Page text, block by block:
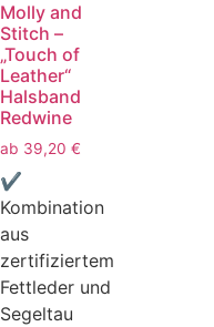
Molly and
Stitch –
„Touch of
Leather“
Halsband
Redwine
ab 39,20 €
✔
Kombination
aus
zertifiziertem
Fettleder und
Segeltau